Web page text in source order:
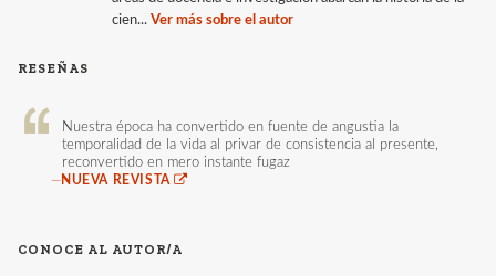
cien... Ver más sobre el autor
RESEÑAS
Nuestra época ha convertido en fuente de angustia la
temporalidad de la vida al privar de consistencia al presente,
reconvertido en mero instante fugaz
—NUEVA REVISTA